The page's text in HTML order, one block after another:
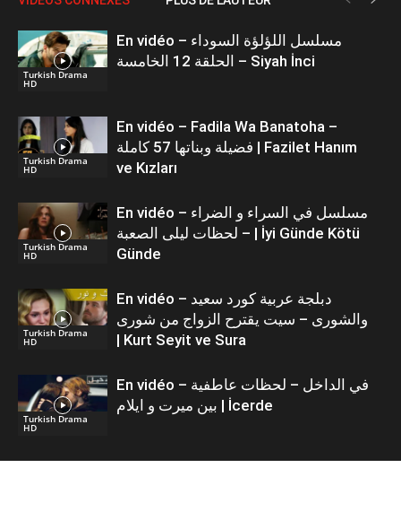
Turkish Drama
HD
En vidéo – مسلسل اللؤلؤة السوداء
الحلقة 12 الخامسة – Siyah İnci
Turkish Drama
HD
En vidéo – Fadila Wa Banatoha –
فضيلة وبناتها 57 كاملة | Fazilet Hanım
ve Kızları
Turkish Drama
HD
En vidéo – مسلسل في السراء و الضراء
– لحظات ليلى الصعبة | İyi Günde Kötü
Günde
Turkish Drama
HD
En vidéo – دبلجة عربية كورد سعيد
والشورى – سيت يقترح الزواج من شورى
| Kurt Seyit ve Sura
Turkish Drama
HD
En vidéo – في الداخل – لحظات عاطفية
بين ميرت و ايلام | İcerde